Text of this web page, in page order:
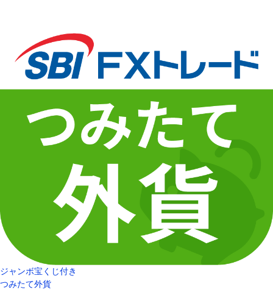
ジャンボ宝くじ付き
つみたて外貨